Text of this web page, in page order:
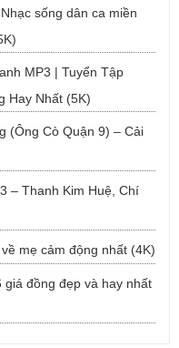
sống dân ca miền
MP3 | Tuyển Tập
Hay Nhất (5K)
(Ông Cò Quận 9) – Cải
– Thanh Kim Huệ, Chí
mẹ cảm động nhất (4K)
đồng đẹp và hay nhất